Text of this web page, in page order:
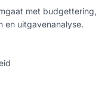
met budgettering,
en uitgavenanalyse.